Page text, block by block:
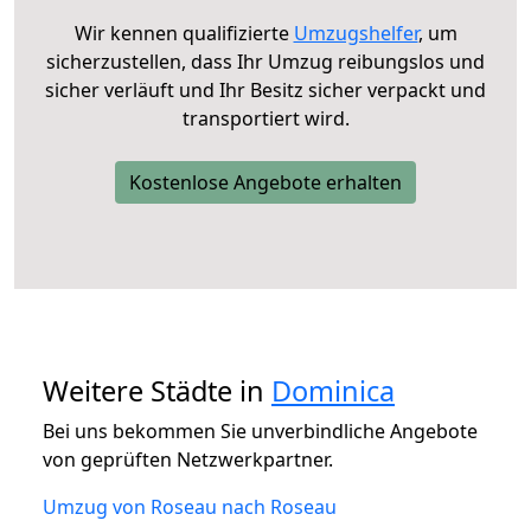
Wir kennen qualifizierte Umzugshelfer, um
sicherzustellen, dass Ihr Umzug reibungslos und
sicher verläuft und Ihr Besitz sicher verpackt und
transportiert wird.
Kostenlose Angebote erhalten
Weitere Städte in Dominica
Bei uns bekommen Sie unverbindliche Angebote
von geprüften Netzwerkpartner.
Umzug von Roseau nach Roseau